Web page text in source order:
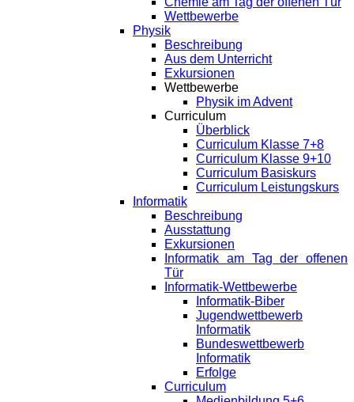
Wettbewerbe
Physik
Beschreibung
Aus dem Unterricht
Exkursionen
Wettbewerbe
Physik im Advent
Curriculum
Überblick
Curriculum Klasse 7+8
Curriculum Klasse 9+10
Curriculum Basiskurs
Curriculum Leistungskurs
Informatik
Beschreibung
Ausstattung
Exkursionen
Informatik am Tag der offenen
Tür
Informatik-Wettbewerbe
Informatik-Biber
Jugendwettbewerb
Informatik
Bundeswettbewerb
Informatik
Erfolge
Curriculum